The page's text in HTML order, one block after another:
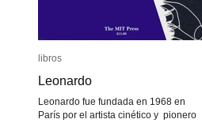
libros
Leonardo
Leonardo fue fundada en 1968 en
París por el artista cinético y pionero
libros
Leonardo